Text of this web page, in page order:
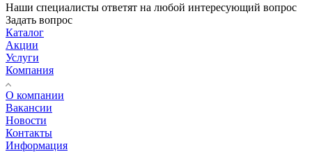
Наши специалисты ответят на любой интересующий вопрос
Задать вопрос
Каталог
Акции
Услуги
Компания
О компании
Вакансии
Новости
Контакты
Информация